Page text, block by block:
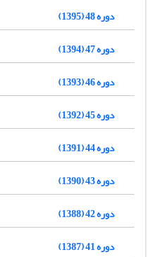
دوره 48 (1395)
دوره 47 (1394)
دوره 46 (1393)
دوره 45 (1392)
دوره 44 (1391)
دوره 43 (1390)
دوره 42 (1388)
دوره 41 (1387)